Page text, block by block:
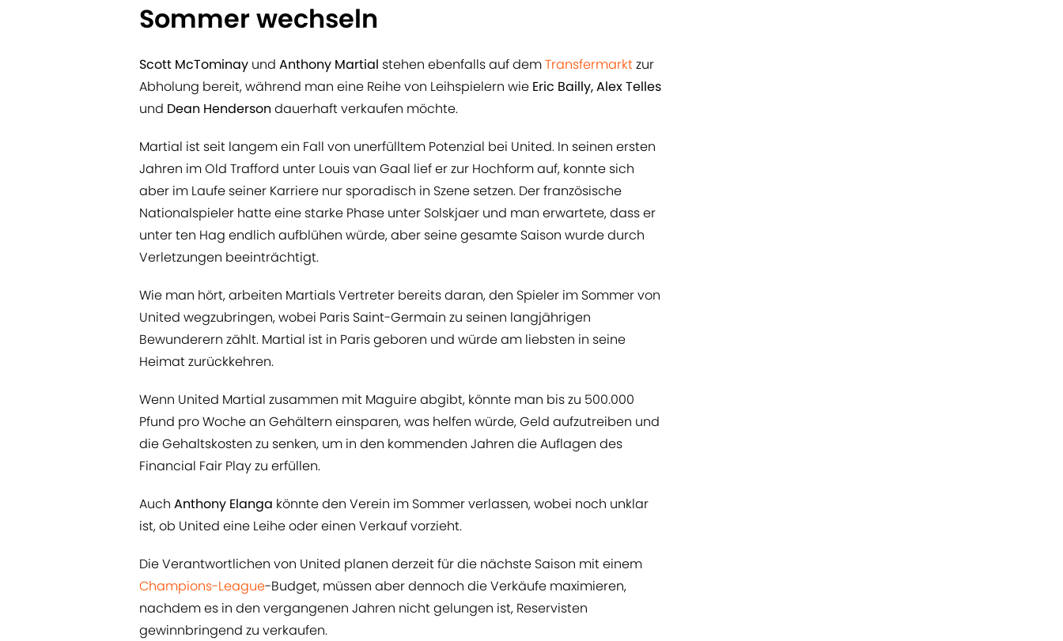
Sommer wechseln
Scott McTominay und Anthony Martial stehen ebenfalls auf demTransfermarktzur
Abholung bereit, während man eine Reihe von Leihspielern wie Eric Bailly, Alex Telles
und Dean Henderson dauerhaft verkaufen möchte.
Martial ist seit langem ein Fall von unerfülltem Potenzial bei United. In seinen ersten
Jahren im Old Trafford unter Louis van Gaal lief er zur Hochform auf, konnte sich
aber im Laufe seiner Karriere nur sporadisch in Szene setzen. Der französische
Nationalspieler hatte eine starke Phase unter Solskjaer und man erwartete, dass er
unter ten Hag endlich aufblühen würde, aber seine gesamte Saison wurde durch
Verletzungen beeinträchtigt.
Wie man hört, arbeiten Martials Vertreter bereits daran, den Spieler im Sommer von
United wegzubringen, wobei Paris Saint-Germain zu seinen langjährigen
Bewunderern zählt. Martial ist in Paris geboren und würde am liebsten in seine
Heimat zurückkehren.
Wenn United Martial zusammen mit Maguire abgibt, könnte man bis zu 500.000
Pfund pro Woche an Gehältern einsparen, was helfen würde, Geld aufzutreiben und
die Gehaltskosten zu senken, um in den kommenden Jahren die Auflagen des
Financial Fair Play zu erfüllen.
Auch Anthony Elanga könnte den Verein im Sommer verlassen, wobei noch unklar
ist, ob United eine Leihe oder einen Verkauf vorzieht.
Die Verantwortlichen von United planen derzeit für die nächste Saison mit einem
Champions-League-Budget, müssen aber dennoch die Verkäufe maximieren,
nachdem es in den vergangenen Jahren nicht gelungen ist, Reservisten
gewinnbringend zu verkaufen.